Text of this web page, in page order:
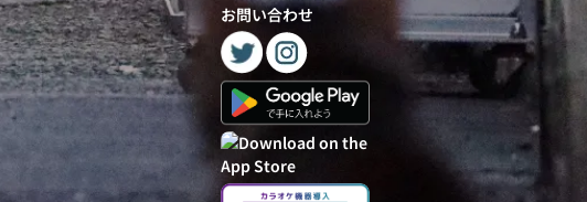
お問い合わせ